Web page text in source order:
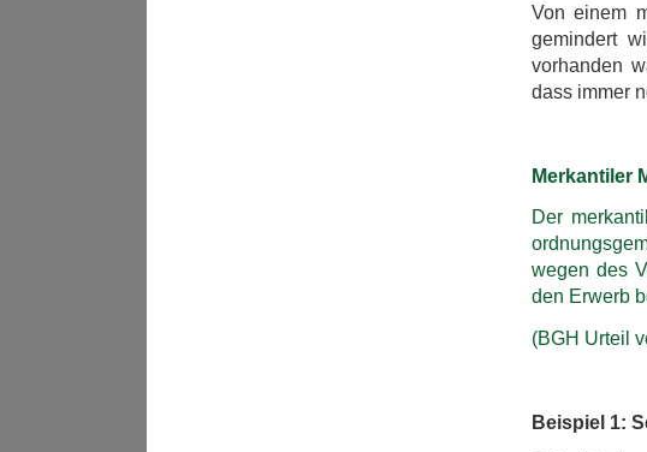
Von einem
gemindert
vorhanden
dass immer
Merkantiler
Der
wegen des
den Erwerb
(BGH Urteil
Beispiel 1: